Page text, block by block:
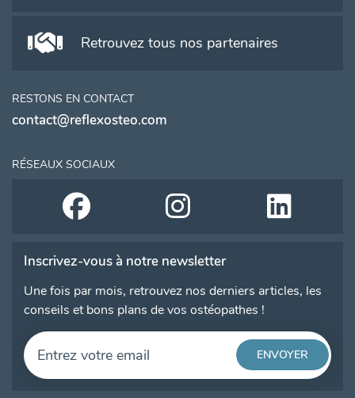
Retrouvez tous nos partenaires
RESTONS EN CONTACT
contact@reflexosteo.com
RÉSEAUX SOCIAUX
Inscrivez-vous à notre newsletter
Une fois par mois, retrouvez nos derniers articles, les
conseils et bons plans de vos ostéopathes !